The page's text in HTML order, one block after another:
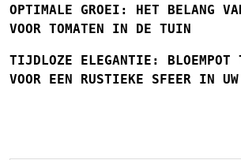
OPTIMALE GROEI: HET BELANG
VOOR TOMATEN IN DE TUIN
TIJDLOZE ELEGANTIE: BLOEMPOT
VOOR EEN RUSTIEKE SFEER IN